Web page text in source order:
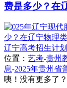
费是多少？在
辽宁高考招生计划
位置： 艺考-贵州
息-2025年贵州省
咦！没有更多了